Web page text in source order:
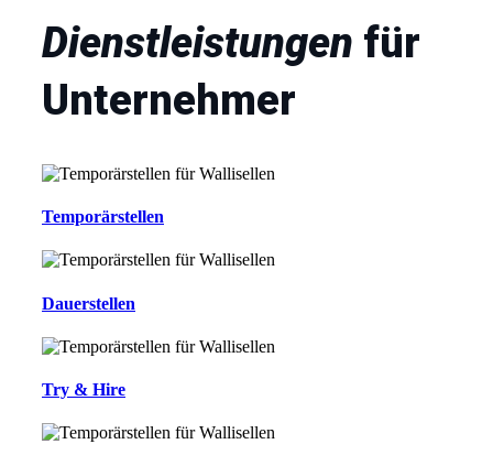
Dienstleistungen für
Unternehmer
Temporärstellen
Dauerstellen
Try & Hire